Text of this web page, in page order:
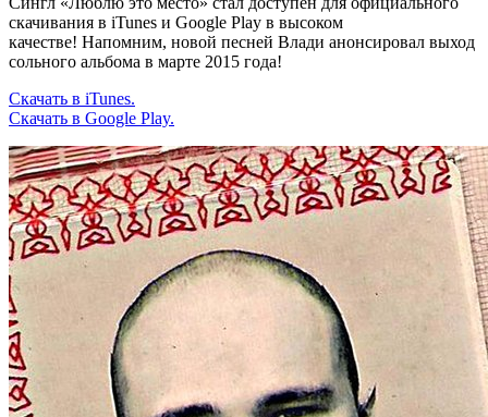
скачивания в iTunes и Google Play в высоком
качестве! Напомним, новой песней Влади анонсировал выход
сольного альбома в марте 2015 года!
Скачать в iTunes.
Скачать в Google Play.